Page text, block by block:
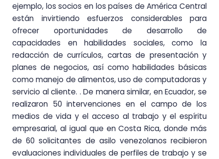
ejemplo, los socios en los países de América Central
están invirtiendo esfuerzos considerables para
ofrecer oportunidades de desarrollo de
capacidades en habilidades sociales, como la
redacción de currículos, cartas de presentación y
planes de negocios, así como habilidades básicas
como manejo de alimentos, uso de computadoras y
servicio al cliente. . De manera similar, en Ecuador, se
realizaron 50 intervenciones en el campo de los
medios de vida y el acceso al trabajo y el espíritu
empresarial, al igual que en Costa Rica, donde más
de 60 solicitantes de asilo venezolanos recibieron
evaluaciones individuales de perfiles de trabajo y se